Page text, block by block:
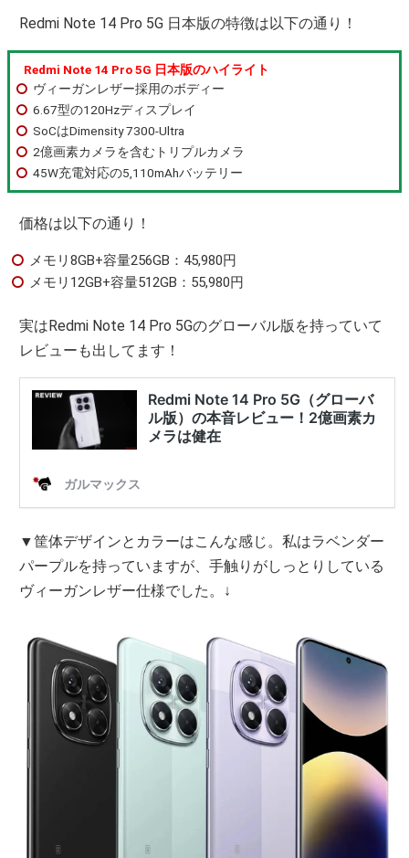
Redmi Note 14 Pro 5G 日本版の特徴は以下の通り！
Redmi Note 14 Pro 5G 日本版のハイライト
ヴィーガンレザー採用のボディー
6.67型の120Hzディスプレイ
SoCはDimensity 7300‐Ultra
2億画素カメラを含むトリプルカメラ
45W充電対応の5,110mAhバッテリー
価格は以下の通り！
メモリ8GB+容量256GB：45,980円
メモリ12GB+容量512GB：55,980円
実はRedmi Note 14 Pro 5Gのグローバル版を持っていて
レビューも出してます！
▼筐体デザインとカラーはこんな感じ。私はラベンダー
パープルを持っていますが、手触りがしっとりしている
ヴィーガンレザー仕様でした。↓